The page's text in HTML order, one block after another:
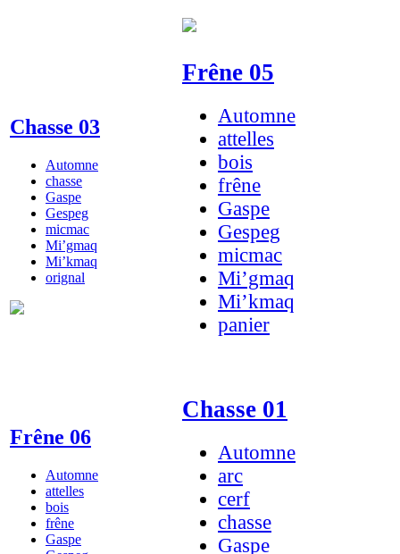
Chasse 03
Automne
chasse
Gaspe
Gespeg
micmac
Mi’gmaq
Mi’kmaq
orignal
Frêne 05
Automne
attelles
bois
frêne
Gaspe
Gespeg
micmac
Mi’gmaq
Mi’kmaq
panier
Frêne 06
Automne
attelles
bois
frêne
Gaspe
Chasse 01
Automne
arc
cerf
chasse
Gaspe